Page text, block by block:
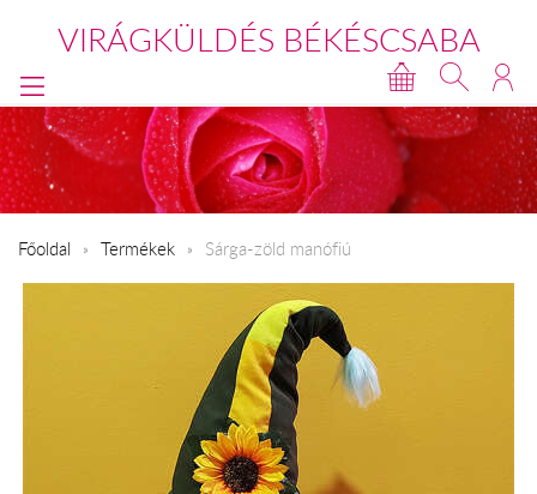
VIRÁGKÜLDÉS BÉKÉSCSABA
Főoldal Termékek Sárga-zöld manófiú